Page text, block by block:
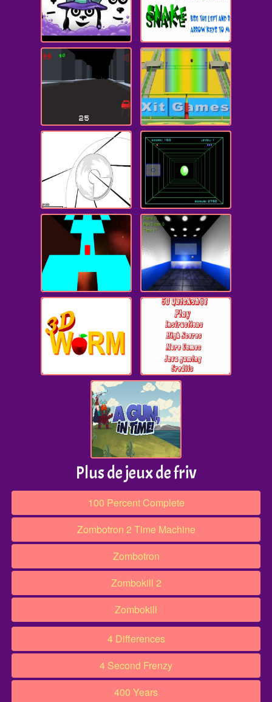
Plus de jeux de friv
100 Percent Complete
Zombotron 2 Time Machine
Zombotron
Zombokill 2
Zombokill
4 Differences
4 Second Frenzy
400 Years